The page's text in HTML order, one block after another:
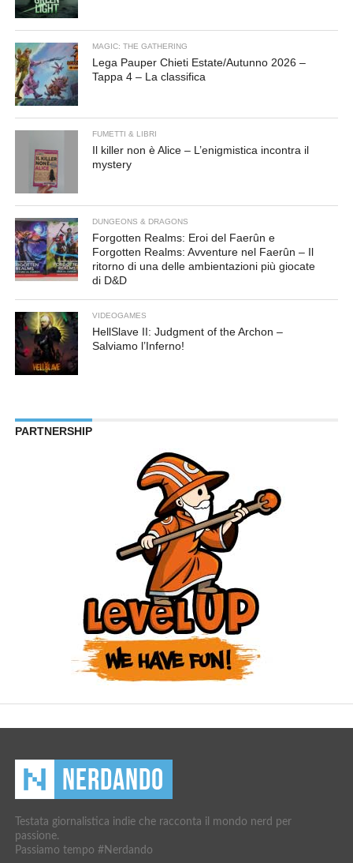
MAGIC: THE GATHERING
Lega Pauper Chieti Estate/Autunno 2026 –
Tappa 4 – La classifica
FUMETTI & LIBRI
Il killer non è Alice – L’enigmistica incontra il
mystery
DUNGEONS & DRAGONS
Forgotten Realms: Eroi del Faerûn e
Forgotten Realms: Avventure nel Faerûn – Il
ritorno di una delle ambientazioni più giocate
di D&D
VIDEOGAMES
HellSlave II: Judgment of the Archon –
Salviamo l’Inferno!
PARTNERSHIP
Testata giornalistica indie che racconta il mondo nerd per
passione.
Passiamo tempo #Nerdando